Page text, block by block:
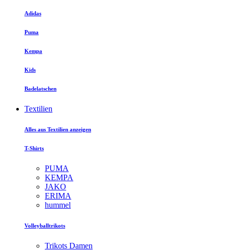
Adidas
Puma
Kempa
Kids
Badelatschen
Textilien
Alles aus Textilien anzeigen
T-Shirts
PUMA
KEMPA
JAKO
ERIMA
hummel
Volleyballtrikots
Trikots Damen